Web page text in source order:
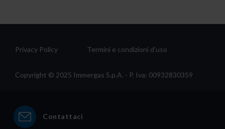
Privacy Policy Termini e condizioni d’uso
Copyright © 2025 Immergas S.p.A. - P. Iva: 00932830359
Contattaci